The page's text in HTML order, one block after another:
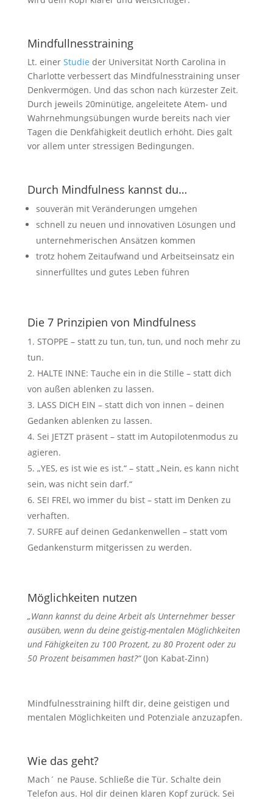
Mindfullnesstraining
Lt. einer Studie der Universität North Carolina in
Charlotte verbessert das Mindfulnesstraining unser
Denkvermögen. Und das schon nach kürzester Zeit.
Durch jeweils 20minütige, angeleitete Atem- und
Wahrnehmungsübungen wurde bereits nach vier
Tagen die Denkfähigkeit deutlich erhöht. Dies galt
vor allem unter stressigen Bedingungen.
Durch Mindfulness kannst du…
souverän mit Veränderungen umgehen
schnell zu neuen und innovativen Lösungen und
unternehmerischen Ansätzen kommen
trotz hohem Zeitaufwand und Arbeitseinsatz ein
sinnerfülltes und gutes Leben führen
Die 7 Prinzipien von Mindfulness
STOPPE – statt zu tun, tun, tun, und noch mehr zu
tun.
HALTE INNE: Tauche ein in die Stille – statt dich
von außen ablenken zu lassen.
LASS DICH EIN – statt dich von innen – deinen
Gedanken ablenken zu lassen.
Sei JETZT präsent – statt im Autopilotenmodus zu
agieren.
„YES, es ist wie es ist.“ – statt „Nein, es kann nicht
sein, was nicht sein darf.“
SEI FREI, wo immer du bist – statt im Denken zu
verhaften.
SURFE auf deinen Gedankenwellen – statt vom
Gedankensturm mitgerissen zu werden.
Möglichkeiten nutzen
„Wann kannst du deine Arbeit als Unternehmer besser
ausüben, wenn du deine geistig-mentalen Möglichkeiten
und Fähigkeiten zu 100 Prozent, zu 80 Prozent oder zu
50 Prozent beisammen hast?“(Jon Kabat-Zinn)
Mindfulnesstraining hilft dir, deine geistigen und
mentalen Möglichkeiten und Potenziale anzuzapfen.
Wie das geht?
Mach´ ne Pause. Schließe die Tür. Schalte dein
Telefon aus. Hol dir deinen klaren Kopf zurück. Sei